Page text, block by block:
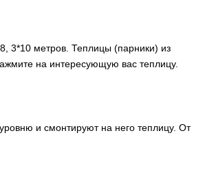
3*10 метров. Теплицы (парники) из
на интересующую вас теплицу.
и смонтируют на него теплицу. От